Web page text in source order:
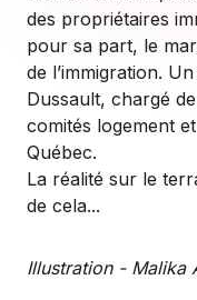
des propriétaires
pour sa part, le
de l’immigration.
Dussault, chargé
comités logement
Québec.
La réalité sur le
de cela...
Illustration - Malika